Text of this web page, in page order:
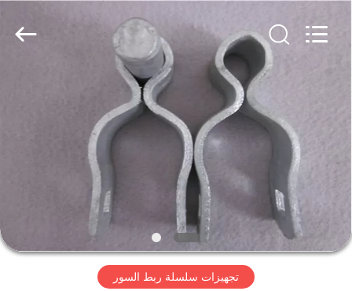
منتجات
معلومات
عنا
METAL
تجهيزات سلسلة ربط السور